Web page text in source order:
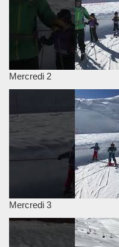
Mercredi 2
Mercredi 3